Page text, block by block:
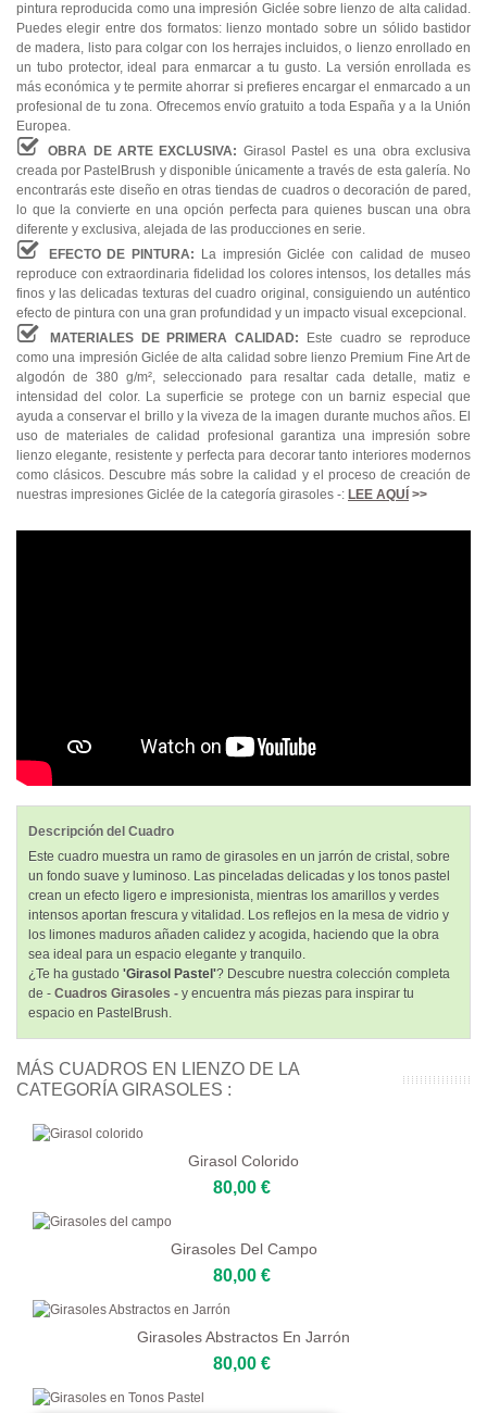
pintura reproducida como una impresión Giclée sobre lienzo de alta calidad.
Puedes elegir entre dos formatos: lienzo montado sobre un sólido bastidor
de madera, listo para colgar con los herrajes incluidos, o lienzo enrollado en
un tubo protector, ideal para enmarcar a tu gusto. La versión enrollada es
más económica y te permite ahorrar si prefieres encargar el enmarcado a un
profesional de tu zona. Ofrecemos envío gratuito a toda España y a la Unión
Europea.
OBRA DE ARTE EXCLUSIVA: Girasol Pastel es una obra exclusiva
creada por PastelBrush y disponible únicamente a través de esta galería. No
encontrarás este diseño en otras tiendas de cuadros o decoración de pared,
lo que la convierte en una opción perfecta para quienes buscan una obra
diferente y exclusiva, alejada de las producciones en serie.
EFECTO DE PINTURA: La impresión Giclée con calidad de museo
reproduce con extraordinaria fidelidad los colores intensos, los detalles más
finos y las delicadas texturas del cuadro original, consiguiendo un auténtico
efecto de pintura con una gran profundidad y un impacto visual excepcional.
MATERIALES DE PRIMERA CALIDAD: Este cuadro se reproduce
como una impresión Giclée de alta calidad sobre lienzo Premium Fine Art de
algodón de 380 g/m², seleccionado para resaltar cada detalle, matiz e
intensidad del color. La superficie se protege con un barniz especial que
ayuda a conservar el brillo y la viveza de la imagen durante muchos años. El
uso de materiales de calidad profesional garantiza una impresión sobre
lienzo elegante, resistente y perfecta para decorar tanto interiores modernos
como clásicos. Descubre más sobre la calidad y el proceso de creación de
nuestras impresiones Giclée de la categoría girasoles -: LEE AQUÍ >>
Descripción del Cuadro
Este cuadro muestra un ramo de girasoles en un jarrón de cristal, sobre
un fondo suave y luminoso. Las pinceladas delicadas y los tonos pastel
crean un efecto ligero e impresionista, mientras los amarillos y verdes
intensos aportan frescura y vitalidad. Los reflejos en la mesa de vidrio y
los limones maduros añaden calidez y acogida, haciendo que la obra
sea ideal para un espacio elegante y tranquilo.
¿Te ha gustado 'Girasol Pastel'? Descubre nuestra colección completa
de - Cuadros Girasoles - y encuentra más piezas para inspirar tu
espacio en PastelBrush.
MÁS CUADROS EN LIENZO DE LA
CATEGORÍA GIRASOLES :
Girasol Colorido
80,00 €
Girasoles Del Campo
80,00 €
Girasoles Abstractos En Jarrón
80,00 €